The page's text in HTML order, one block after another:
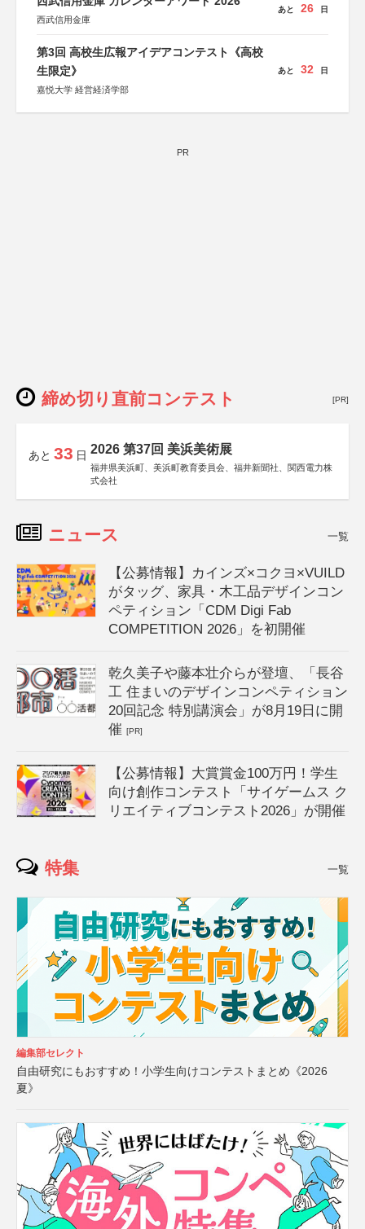
西武信用金庫
あと 26 日
第3回 高校生広報アイデアコンテスト《高校
生限定》
嘉悦大学 経営経済学部
あと 32 日
PR
締め切り直前コンテスト [PR]
あと 33 日 2026 第37回 美浜美術展
福井県美浜町、美浜町教育委員会、福井新聞社、関西電力株
式会社
ニュース 一覧
【公募情報】カインズ×コクヨ×VUILD
がタッグ、家具・木工品デザインコン
ペティション「CDM Digi Fab
COMPETITION 2026」を初開催
乾久美子や藤本壮介らが登壇、「長谷
工 住まいのデザインコンペティション
20回記念 特別講演会」が8月19日に開
催[PR]
【公募情報】大賞賞金100万円！学生
向け創作コンテスト「サイゲームス ク
リエイティブコンテスト2026」が開催
特集 一覧
編集部セレクト
自由研究にもおすすめ！小学生向けコンテストまとめ《2026
夏》